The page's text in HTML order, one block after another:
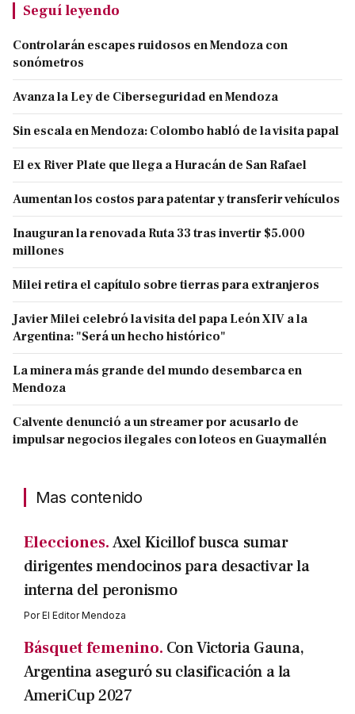
Seguí leyendo
Controlarán escapes ruidosos en Mendoza con
sonómetros
Avanza la Ley de Ciberseguridad en Mendoza
Sin escala en Mendoza: Colombo habló de la visita papal
El ex River Plate que llega a Huracán de San Rafael
Aumentan los costos para patentar y transferir vehículos
Inauguran la renovada Ruta 33 tras invertir $5.000
millones
Milei retira el capítulo sobre tierras para extranjeros
Javier Milei celebró la visita del papa León XIV a la
Argentina: "Será un hecho histórico"
La minera más grande del mundo desembarca en
Mendoza
Calvente denunció a un streamer por acusarlo de
impulsar negocios ilegales con loteos en Guaymallén
Mas contenido
Elecciones.Axel Kicillof busca sumar
dirigentes mendocinos para desactivar la
interna del peronismo
PorEl Editor Mendoza
Básquet femenino. Con Victoria Gauna,
Argentina aseguró su clasificación a la
AmeriCup 2027